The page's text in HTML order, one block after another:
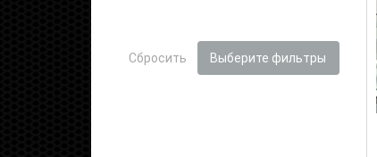
Сбросить Выберите фильтры